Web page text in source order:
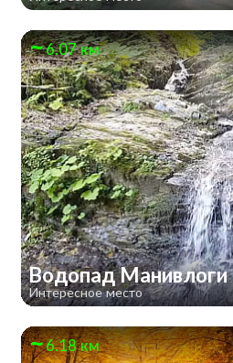
6.07 км
Водопад Манивлоги
Интересное место
6.18 км